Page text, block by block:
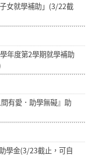
女就學補助」(3/22截
年度第2學期就學補助
有愛．助學無礙』助
學金(3/23截止，可自